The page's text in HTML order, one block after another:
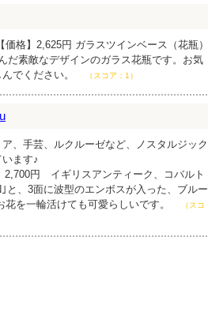
格】2,625円 ガラスツインベース（花瓶）
だ素敵なデザインのガラス花瓶です。お気
でください。
（スコア：1）
、手芸、ルクルーゼなど、ノスタルジック
ます♪
2,700円 イギリスアンティーク、コバルト
と、3面に波型のエンボスが入った、ブルー
を一輪活けても可愛らしいです。
（スコ